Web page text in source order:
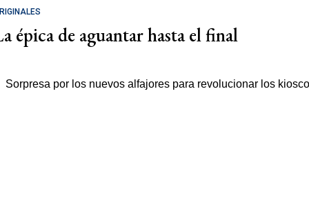
épica de aguantar hasta el final